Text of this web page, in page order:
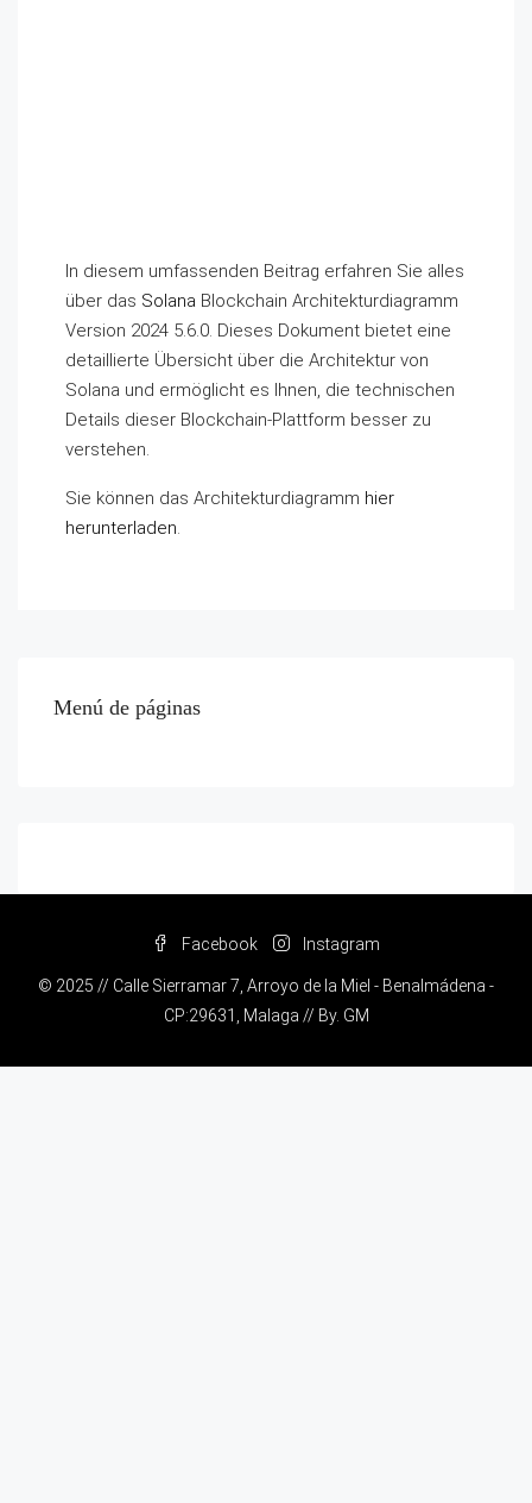
In diesem umfassenden Beitrag erfahren Sie alles
über das Solana Blockchain Architekturdiagramm
Version 2024 5.6.0. Dieses Dokument bietet eine
detaillierte Übersicht über die Architektur von
Solana und ermöglicht es Ihnen, die technischen
Details dieser Blockchain-Plattform besser zu
verstehen.
Sie können das Architekturdiagramm hier
herunterladen.
Menú de páginas
Facebook Instagram
© 2025 // Calle Sierramar 7, Arroyo de la Miel - Benalmádena -
CP:29631, Malaga // By. GM